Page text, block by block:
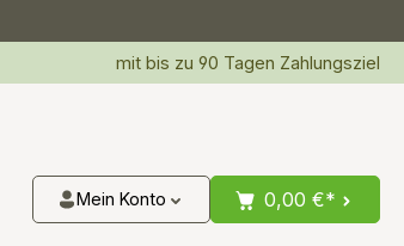
mit bis zu 90 Tagen Zahlungsziel
Mein Konto 0,00 €*